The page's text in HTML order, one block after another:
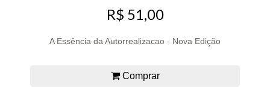
R$ 51,00
A Essência da Autorrealizacao - Nova Edição
Comprar